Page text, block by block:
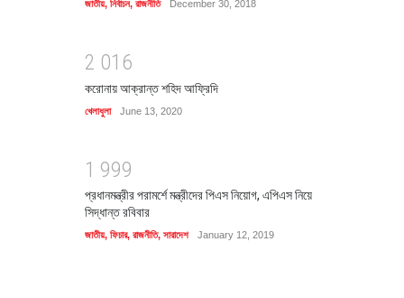
জাতীয়, নির্বাচন, রাজনীতি December 30, 2018
2 01 6
করোনায় আক্রান্ত শহিদ আফ্রিদি
খেলাধুলা June 13, 2020
1 999
প্রধানমন্ত্রীর পরামর্শে মন্ত্রীদের পিএস নিয়োগ, এপিএস নিয়ে
সিদ্ধান্ত রবিবার
জাতীয়, ফিচার, রাজনীতি, সারাদেশ January 12, 2019